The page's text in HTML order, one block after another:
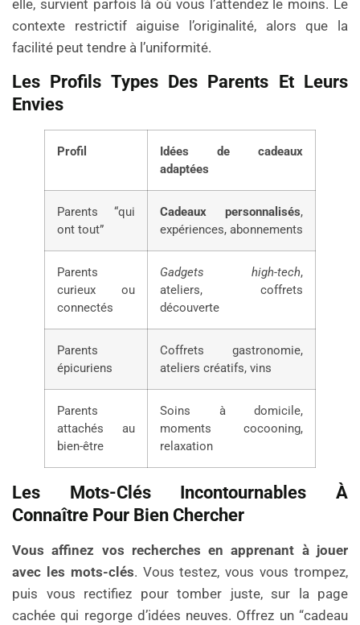
elle, survient parfois là où vous l’attendez le moins. Le
contexte restrictif aiguise l’originalité, alors que la
facilité peut tendre à l’uniformité.
Les Profils Types Des Parents Et Leurs
Envies
Profil
Idées de cadeaux
adaptées
Parents “qui
ont tout”
Cadeaux personnalisés,
expériences, abonnements
Parents
curieux ou
connectés
Gadgets high-tech,
ateliers, coffrets
découverte
Parents
épicuriens
Coffrets gastronomie,
ateliers créatifs, vins
Parents
attachés au
bien-être
Soins à domicile,
moments cocooning,
relaxation
Les Mots-Clés Incontournables À
Connaître Pour Bien Chercher
Vous affinez vos recherches en apprenant à jouer
avec les mots-clés. Vous testez, vous vous trompez,
puis vous rectifiez pour tomber juste, sur la page
cachée qui regorge d’idées neuves. Offrez un “cadeau